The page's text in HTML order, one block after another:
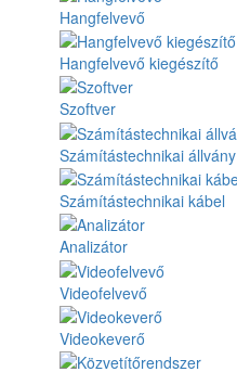
Hangfelvevő
Hangfelvevő kiegészítő
Szoftver
Számítástechnikai állvány
Számítástechnikai kábel
Analizátor
Videofelvevő
Videokeverő